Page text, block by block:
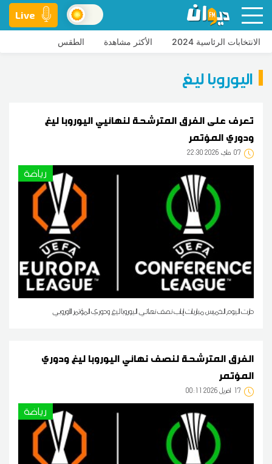
Live
الانتخابات الرئاسية 2024 الأكثر مشاهدة الطقس
اليوروبا ليغ
تعرف على الفرق المترشحة لنهائيي اليوروبا ليغ
ودوري المؤتمر
07 22:30 2026 ماي
رياضة
دارت اليوم الخميس مباريات إياب نصف نهائي اليوروبا ليغ ودوري المؤتمر الأوروبي
الفرق المترشحة لنصف نهائي اليوروبا ليغ ودوري
المؤتمر
17 00:11 2026 أفريل
رياضة